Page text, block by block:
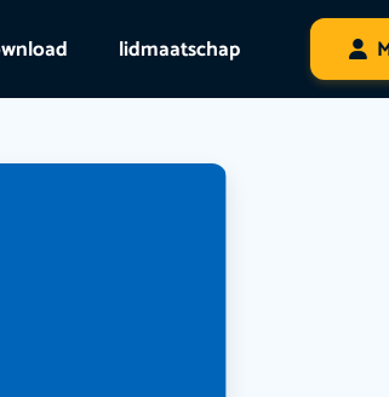
lidmaatschap